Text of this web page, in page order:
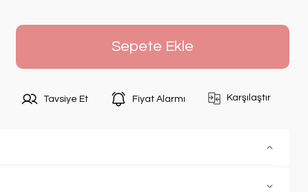
Sepete Ekle
Tavsiye Et Fiyat Alarmı Karşılaştır